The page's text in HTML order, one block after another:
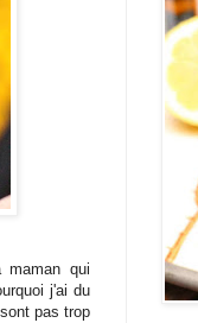
maman qui
j'ai du
pas trop